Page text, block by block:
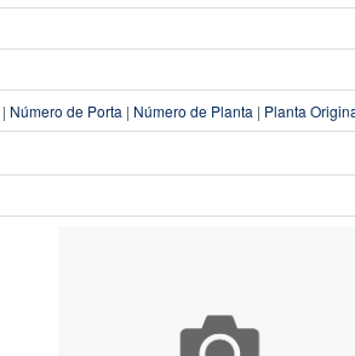
| Número de Porta | Número de Planta | Planta